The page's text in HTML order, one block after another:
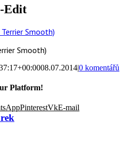
Edit
Smooth)
08.07.2014|0 komentářů
Platform!
PinterestVkE-mail